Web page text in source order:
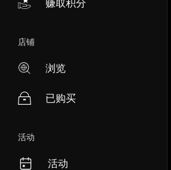
赚取积分
店铺
浏览
已购买
活动
活动